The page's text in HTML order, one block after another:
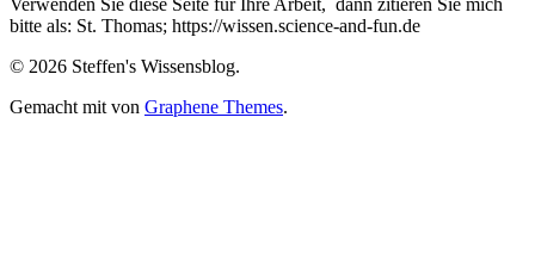
auf
Facebook
anzeigen
auf
Twitter
anzeigen
auf
Pinterest
anzeigen
Thomas
auf
Google+
anzeigen
auf
Twitch
anzeigen
Verwenden Sie diese Seite für Ihre Arbeit, dann zitieren Sie mich
bitte als: St. Thomas; https://wissen.science-and-fun.de
© 2026 Steffen's Wissensblog.
Gemacht mit von Graphene Themes.